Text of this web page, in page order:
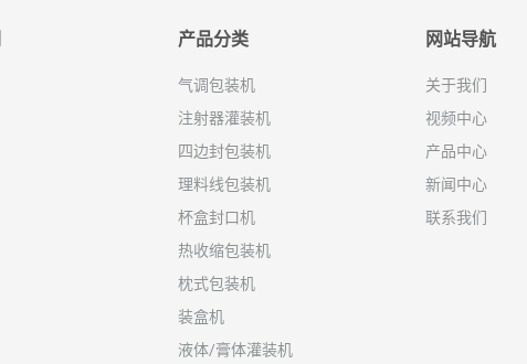
产品分类
气调包装机
注射器灌装机
四边封包装机
理料线包装机
杯盒封口机
热收缩包装机
枕式包装机
装盒机
液体/膏体灌装机
网站导航
关于我们
视频中心
产品中心
新闻中心
联系我们